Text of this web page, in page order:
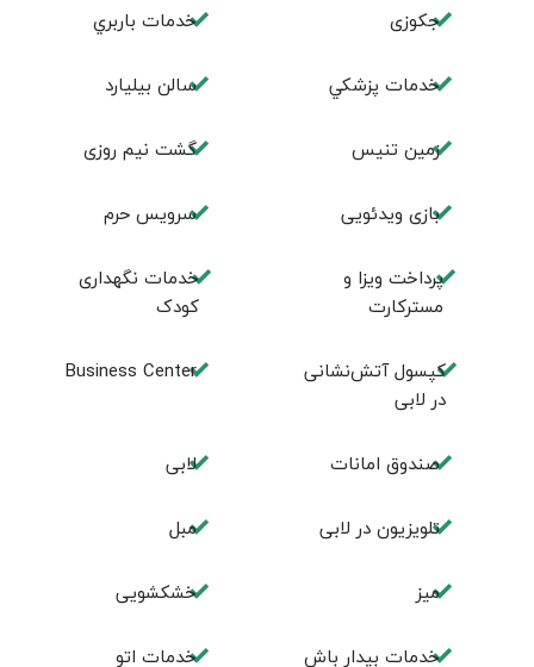
جكوزی خدمات باربري
خدمات پزشكي سالن بيليارد
زمين تنيس گشت نیم روزی
بازی ویدئویی سرویس حرم
پرداخت ویزا و
مسترکارت
خدمات نگهداری
کودک
کپسول آتش‌نشانی
در لابی
Business Center
صندوق امانات لابی
تلويزيون در لابی مبل
ميز خشکشویی
خدمات بيدار باش خدمات اتو